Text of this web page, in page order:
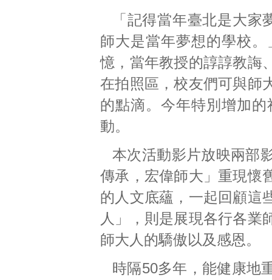
「記得當年臺北是大家
師大是當年夢想的學校
憶，當年教授的諄諄教誨
在拍照區，校友們可與師
的點滴。今年特別增加
動。
本次活動影片放映兩部
傳承，宏偉師大」重現懷
的人文底蘊，一起回顧這
人」，則是展現各行各業
師大人的驕傲以及感恩。
時隔50多年，能健康地